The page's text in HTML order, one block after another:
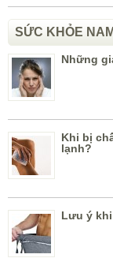
SỨC KHỎE
Những
Khi bị
lạnh?
Lưu ý